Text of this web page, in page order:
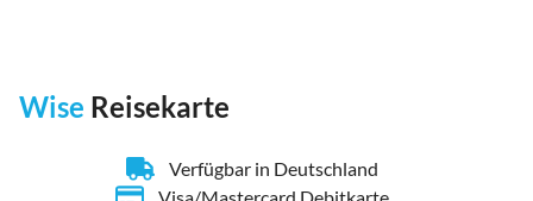
Wise Reisekarte
Verfügbar in Deutschland